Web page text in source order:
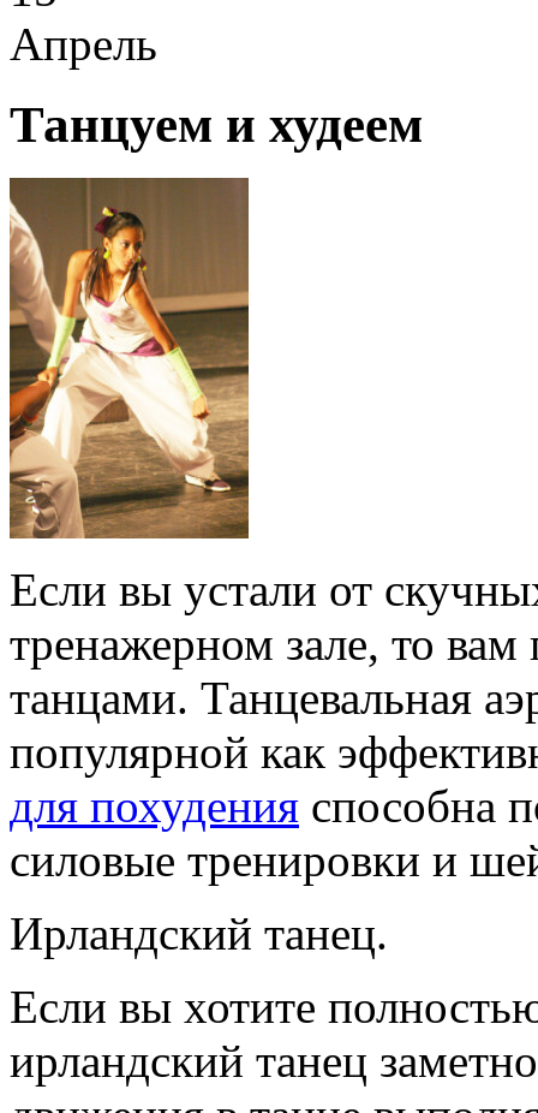
Апрель
Танцуем и худеем
Если вы устали от
тренажерном зале, то вам
танцами. Танцевальная
популярной как
для похудения способна
силовые тренировки и
Ирландский танец.
Если вы хотите
ирландский танец